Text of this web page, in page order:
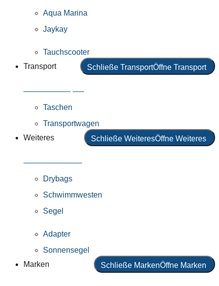
Aqua Marina
Jaykay
Tauchscooter
Transport
Schließe TransportÖffne Transport
Taschen
Transportwagen
Weiteres
Schließe WeiteresÖffne Weiteres
Drybags
Schwimmwesten
Segel
Adapter
Sonnensegel
Marken
Schließe MarkenÖffne Marken